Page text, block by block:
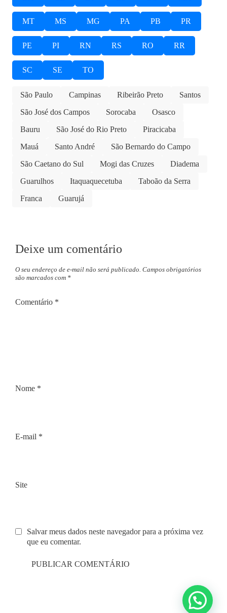
MT MS MG PA PB PR
PE PI RN RS RO RR
SC SE TO
São Paulo Campinas Ribeirão Preto
Santos
São José dos Campos
Sorocaba
Osasco
Bauru
São José do Rio Preto
Piracicaba
Mauá
Santo André
São Bernardo do Campo
São Caetano do Sul
Mogi das Cruzes
Diadema
Guarulhos
Itaquaquecetuba
Taboão da Serra
Franca
Guarujá
Deixe um comentário
O seu endereço de e-mail não será publicado. Campos obrigatórios
são marcados com *
Comentário *
Nome *
E-mail *
Site
Salvar meus dados neste navegador para a próxima vez
que eu comentar.